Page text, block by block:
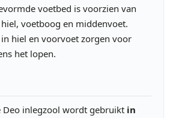
voetbed is voorzien van
voetboog en middenvoet.
hiel en voorvoet zorgen voor
het lopen.
Deo inlegzool wordt gebruikt in